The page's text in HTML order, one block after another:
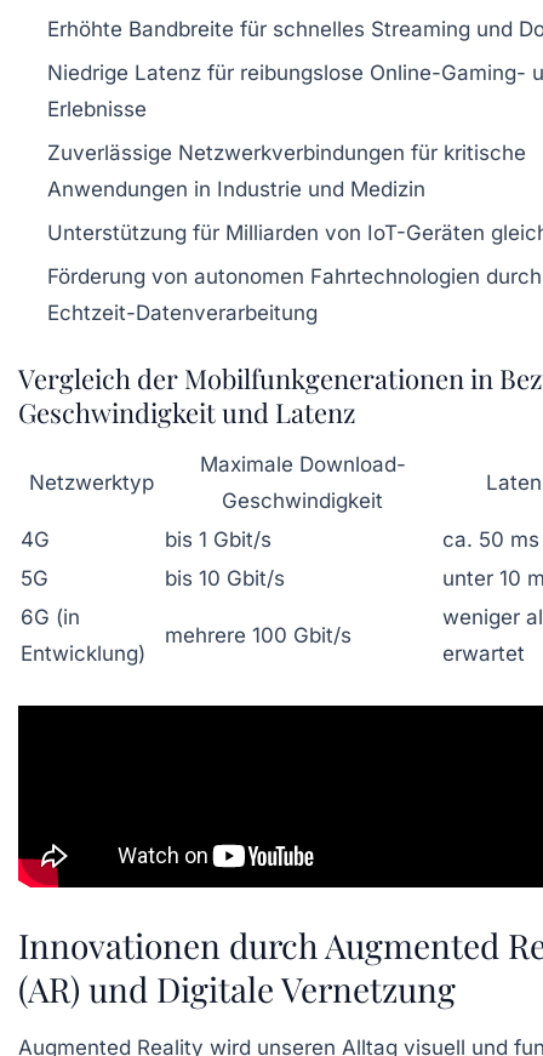
Erhöhte Bandbreite für schnelles Streaming und
Niedrige Latenz für reibungslose Online-Gaming-
Erlebnisse
Zuverlässige Netzwerkverbindungen für kritische
Anwendungen in Industrie und Medizin
Unterstützung für Milliarden von IoT-Geräten
Förderung von autonomen Fahrtechnologien durch
Echtzeit-Datenverarbeitung
Vergleich der Mobilfunkgenerationen in
Geschwindigkeit und Latenz
Netzwerktyp
Maximale Download-
Geschwindigkeit
4G bis 1 Gbit/s
ca. 50 ms
5G
bis 10 Gbit/s
unter 10
6G (in
Entwicklung)
mehrere 100 Gbit/s
weniger
erwartet
Innovationen durch Augmented
(AR) und Digitale Vernetzung
Augmented Reality wird unseren Alltag visuell und